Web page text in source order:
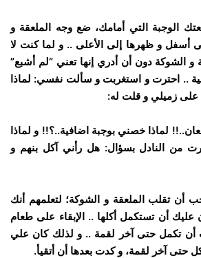
الوجبة التي أمامك، ضع وجه الملعقة و
أسفل و ظهرها إلى الأعلى .. و لما كنت لا
و الشوكة دون أن أدري إنها تعني “لم أشبع”
.. احترت و استغربت و سألت نفسي: لماذا
على زميلي و قلت له:
لماذا خصني بوجبة اضافية..؟!! و لماذا
من النادل بسؤال: هل رأني آكل بنهم و
أن تقلب الملعقة و الشوكة؛ لتعلمهم أنك
عليك أن تستكمل أكلها .. الإبقاء على طعام
أن تكمل حتى آخر لقمة .. و لذلك كان علي
حتى آخر لقمة، و كدت بعدها أن أتقيأ.